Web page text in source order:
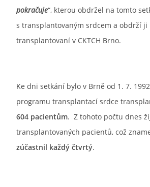
pokračuje“, kterou obdržel na tomto
s transplantovaným srdcem a obdrží
transplantovaní v CKTCH Brno.
Ke dni setkání bylo v Brně od 1. 7.
programu transplantací srdce
604 pacientům. Z tohoto počtu dnes
transplantovaných pacientů, což
zúčastnil každý čtvrtý.